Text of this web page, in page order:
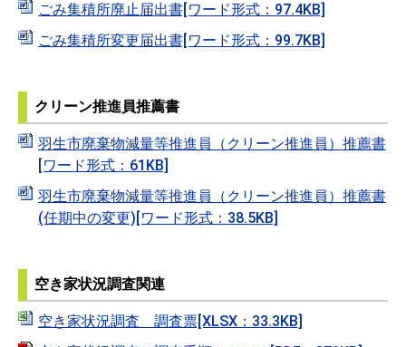
ごみ集積所廃止届出書[ワード形式：97.4KB]
ごみ集積所変更届出書[ワード形式：99.7KB]
クリーン推進員推薦書
羽生市廃棄物減量等推進員（クリーン推進員）推薦書
[ワード形式：61KB]
羽生市廃棄物減量等推進員（クリーン推進員）推薦書
(任期中の変更)[ワード形式：38.5KB]
空き家状況調査関連
空き家状況調査 調査票[XLSX：33.3KB]